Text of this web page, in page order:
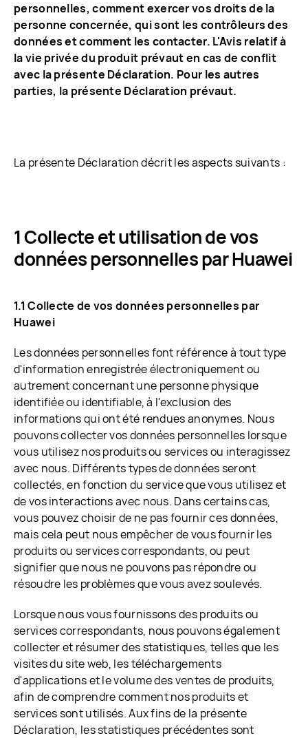
personnelles, comment exercer vos droits de la
personne concernée, qui sont les contrôleurs des
données et comment les contacter. L'Avis relatif à
la vie privée du produit prévaut en cas de conflit
avec la présente Déclaration. Pour les autres
parties, la présente Déclaration prévaut.
La présente Déclaration décrit les aspects suivants :
1 Collecte et utilisation de vos
données personnelles par Huawei
1.1 Collecte de vos données personnelles par
Huawei
Les données personnelles font référence à tout type
d'information enregistrée électroniquement ou
autrement concernant une personne physique
identifiée ou identifiable, à l'exclusion des
informations qui ont été rendues anonymes. Nous
pouvons collecter vos données personnelles lorsque
vous utilisez nos produits ou services ou interagissez
avec nous. Différents types de données seront
collectés, en fonction du service que vous utilisez et
de vos interactions avec nous. Dans certains cas,
vous pouvez choisir de ne pas fournir ces données,
mais cela peut nous empêcher de vous fournir les
produits ou services correspondants, ou peut
signifier que nous ne pouvons pas répondre ou
résoudre les problèmes que vous avez soulevés.
Lorsque nous vous fournissons des produits ou
services correspondants, nous pouvons également
collecter et résumer des statistiques, telles que les
visites du site web, les téléchargements
d'applications et le volume des ventes de produits,
afin de comprendre comment nos produits et
services sont utilisés. Aux fins de la présente
Déclaration, les statistiques précédentes sont